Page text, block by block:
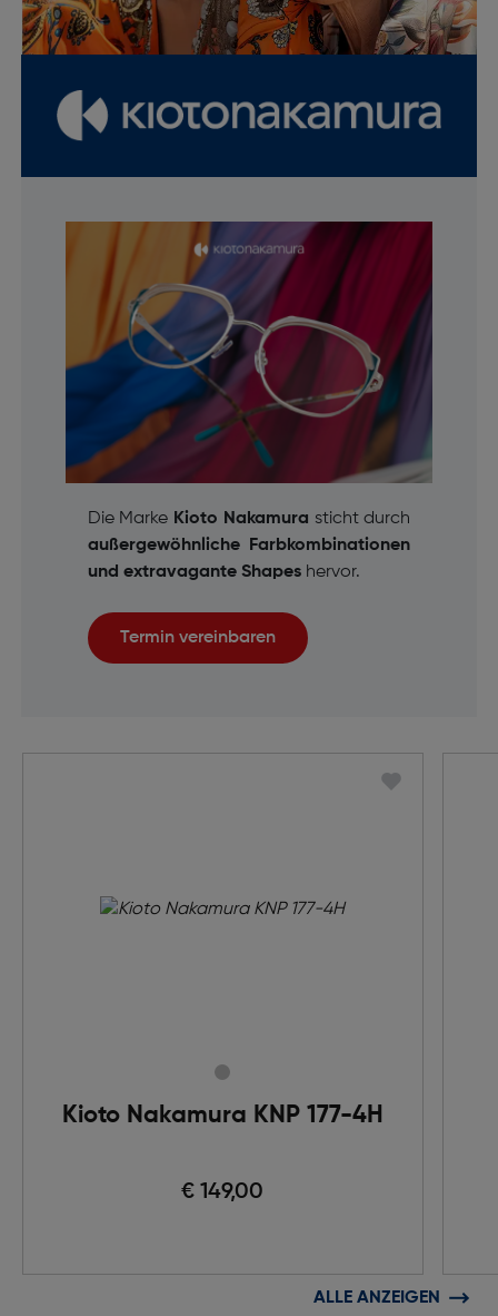
Die Marke Kioto Nakamura sticht durch
außergewöhnliche Farbkombinationen
und extravagante Shapeshervor.
Termin vereinbaren
Kioto Nakamura KNP 177-4H
€ 149,00
ALLE ANZEIGEN